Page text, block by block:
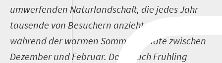
umwerfenden Naturlandschaft, die jedes Jahr
tausende von Besuchern anzieht – hauptsächlich
während der warmen Sommermonate zwischen
Dezember und Februar. Doch auch Frühling